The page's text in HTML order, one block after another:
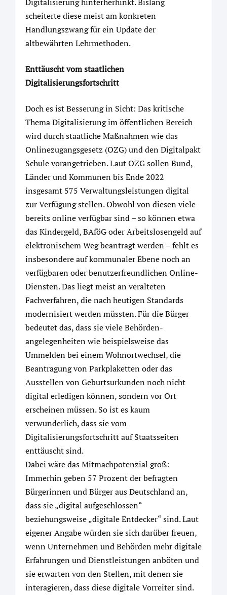
scheiterte diese meist am konkreten
Handlungszwang für ein Update der
altbewährten Lehrmethoden.
Enttäuscht vom staatlichen
Digitalisierungsfortschritt
Doch es ist Besserung in Sicht: Das kritische
Thema Digitalisierung im öffentlichen Bereich
wird durch staatliche Maßnahmen wie das
Onlinezugangsgesetz (OZG) und den Digitalpakt
Schule vorangetrieben. Laut OZG sollen Bund,
Länder und Kommunen bis Ende 2022
insgesamt 575 Verwaltungsleistungen digital
zur Verfügung stellen. Obwohl von diesen viele
bereits online verfügbar sind – so können etwa
das Kindergeld, BAföG oder Arbeitslosengeld auf
elektronischem Weg beantragt werden – fehlt es
insbesondere auf kommunaler Ebene noch an
verfügbaren oder benutzerfreundlichen Online-
Diensten. Das liegt meist an veralteten
Fachverfahren, die nach ­heutigen Standards
modernisiert werden müssten. Für die Bürger
bedeutet das, dass sie viele Behör­den­
angelegenheiten wie beispielsweise das
Ummelden bei einem Wohnortwechsel, die
Beantragung von Parkplaketten oder das
Ausstellen von Geburtsurkunden noch nicht
digital erledigen können, sondern vor Ort
erscheinen müssen. So ist es kaum
verwunderlich, dass sie vom
Digitalisierungsfortschritt auf Staatsseiten
enttäuscht sind.
Dabei wäre das Mitmachpotenzial groß:
Immerhin geben 57 Prozent der befragten
Bürgerinnen und Bürger aus Deutschland an,
dass sie „digital aufgeschlossen“
beziehungsweise „digitale Entdecker“ sind. Laut
eigener Angabe würden sie sich darüber freuen,
wenn Unternehmen und Behörden mehr digitale
Erfahrungen und Dienstleistungen anböten und
sie erwarten von den Stellen, mit denen sie
interagieren, dass diese digitale Vorreiter sind.